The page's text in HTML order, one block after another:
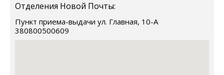
Отделения Новой Почты:
Пункт приема-выдачи ул. Главная, 10-А
380800500609